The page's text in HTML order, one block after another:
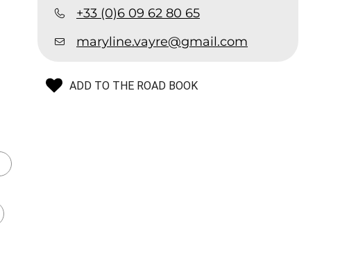
+33 (0)6 09 62 80 65
maryline.vayre@gmail.com
ADD TO THE ROAD BOOK